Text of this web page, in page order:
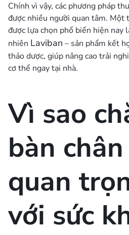
Chính vì vậy, các phương pháp
được nhiều người quan tâm. Một
được lựa chọn phổ biến hiện nay
nhiên Laviban – sản phẩm kết
thảo dược, giúp nâng cao trải
cơ thể ngay tại nhà.
Vì sao
bàn
quan
với sức